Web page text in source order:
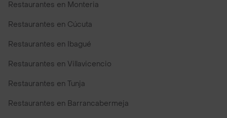
Restaurantes en Monteria
Restaurantes en Cúcuta
Restaurantes en Ibagué
Restaurantes en Villavicencio
Restaurantes en Tunja
Restaurantes en Barrancabermeja